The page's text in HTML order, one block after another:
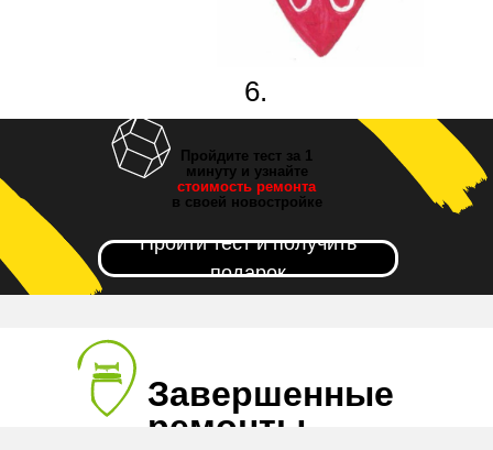
6.
Новоселье!
Пройдите тест за 1
минуту и узнайте
стоимость ремонта
в своей новостройке
Пройти тест и получить
подарок
Завершенные
ремонты